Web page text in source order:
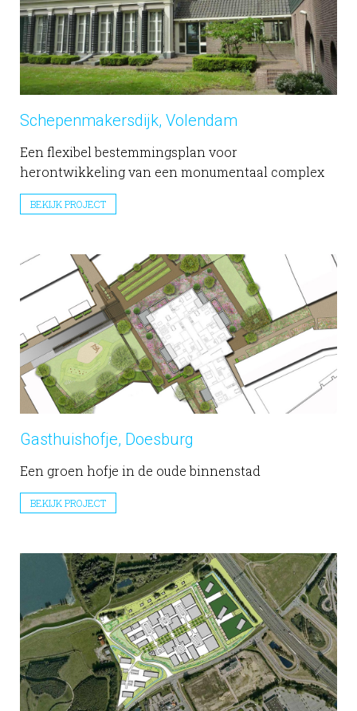
Schepenmakersdijk, Volendam
Een flexibel bestemmingsplan voor
herontwikkeling van een monumentaal complex
BEKIJK PROJECT
Gasthuishofje, Doesburg
Een groen hofje in de oude binnenstad
BEKIJK PROJECT